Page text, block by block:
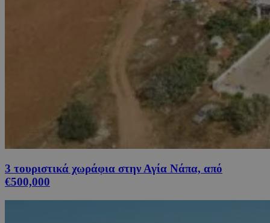
3 τουριστικά χωράφια στην Αγία Νάπα, από
€500,000